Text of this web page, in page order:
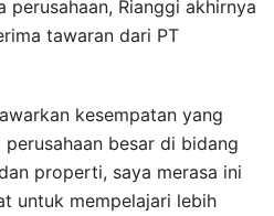
Rianggi akhirnya
tawaran dari PT
kesempatan yang
besar di bidang
properti, saya merasa ini
untuk mempelajari lebih